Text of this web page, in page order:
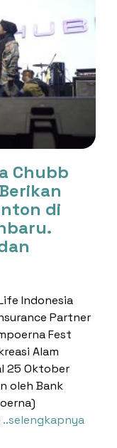
Chubb
di
Indonesia
Partner
Fest
Alam
25 Oktober
oleh Bank
..selengkapnya